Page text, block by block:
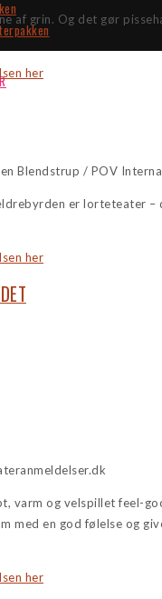
af grin. Og det gør
her
Blendstrup / POV
er lorteteater –
her
varm og velspillet feel-
med en god følelse og
her